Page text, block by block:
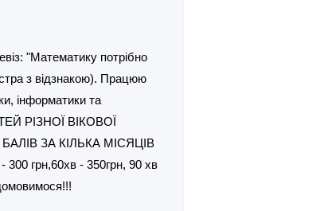
"Математику потрібно
з відзнакою). Працюю
інформатики та
РІЗНОЇ ВІКОВОЇ
ЗА КІЛЬКА МІСЯЦІВ
грн,60хв - 350грн, 90 хв